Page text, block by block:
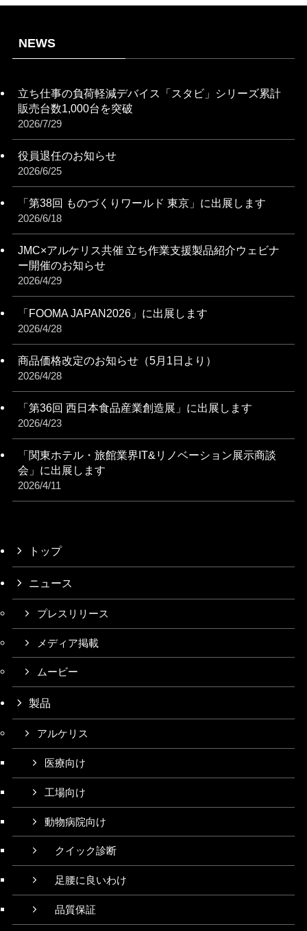
NEWS
立ち仕事の負荷軽減デバイス「スタビ」シリーズ累計
販売台数1,000台を突破
2026/7/29
役員退任のお知らせ
2026/6/25
「第38回 ものづくりワールド 東京」に出展します
2026/6/18
JMC×アルケリス共催 立ち作業支援製品紹介ウェビナ
ー開催のお知らせ
2026/4/29
「FOOMA JAPAN2026」に出展します
2026/4/28
商品価格改定のお知らせ（5月1日より）
2026/4/28
「第36回 西日本食品産業創造展」に出展します
2026/4/23
「関東ホテル・旅館業界IT&リノベーション展⽰商談
会」に出展します
2026/4/11
トップ
ニュース
プレスリリース
メディア掲載
ムービー
製品
アルケリス
医療向け
工場向け
動物病院向け
クイック診断
足腰に良いわけ
品質保証